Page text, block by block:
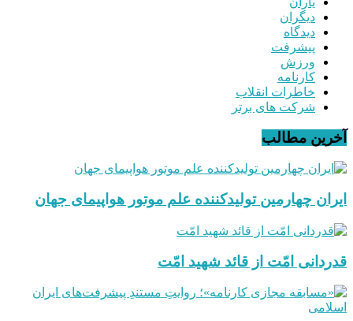
دیگران
دیدگاه
پیشرفت
ورزش
کارنامه
خاطرات انقلاب
شرکت های برتر
آخرین مطالب
ایران چهارمین تولیدکننده علم موتور هواپیمای جهان
قدردانی امّت از قائد شهید امّت